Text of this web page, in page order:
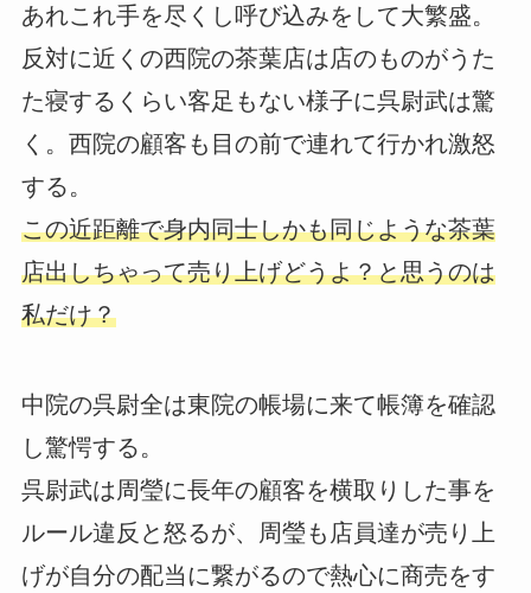
あれこれ手を尽くし呼び込みをして大繁盛。
反対に近くの西院の茶葉店は店のものがうた
た寝するくらい客足もない様子に呉尉武は驚
く。西院の顧客も目の前で連れて行かれ激怒
する。
この近距離で身内同士しかも同じような茶葉
店出しちゃって売り上げどうよ？と思うのは
私だけ？
中院の呉尉全は東院の帳場に来て帳簿を確認
し驚愕する。
呉尉武は周瑩に長年の顧客を横取りした事を
ルール違反と怒るが、周瑩も店員達が売り上
げが自分の配当に繋がるので熱心に商売をす